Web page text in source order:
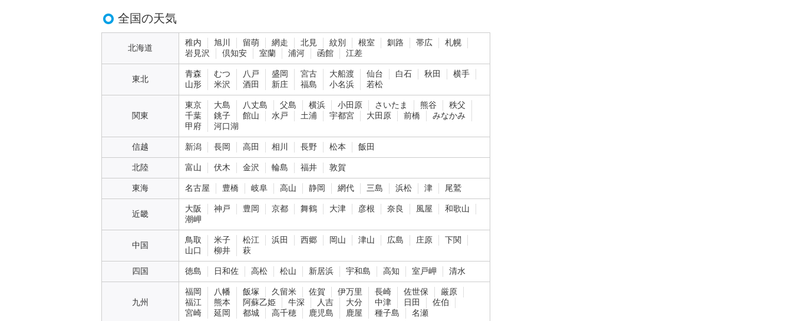
全国の天気
北海道
稚内 旭川 留萌 網走 北見 紋別 根室 釧路 帯広
札幌
岩見沢
倶知安 室蘭 浦河 函館 江差
東北
青森 むつ 八戸 盛岡 宮古 大船渡 仙台 白石 秋田
横手
山形
米沢 酒田 新庄 福島 小名浜 若松
関東
東京 大島 八丈島 父島 横浜 小田原 さいたま 熊谷
秩父
千葉
銚子 館山 水戸 土浦 宇都宮 大田原 前橋
みなかみ
甲府
河口湖
信越 新潟 長岡 高田 相川 長野 松本 飯田
北陸 富山 伏木 金沢 輪島 福井 敦賀
東海 名古屋 豊橋 岐阜 高山 静岡 網代 三島 浜松 津 尾鷲
近畿
大阪 神戸 豊岡 京都 舞鶴 大津 彦根 奈良 風屋
和歌山
潮岬
中国
鳥取 米子 松江 浜田 西郷 岡山 津山 広島 庄原
下関
山口
柳井 萩
四国 徳島 日和佐 高松 松山 新居浜 宇和島 高知 室戸岬 清水
九州
福岡 八幡 飯塚 久留米 佐賀 伊万里 長崎 佐世保
厳原
福江
熊本 阿蘇乙姫 牛深 人吉 大分 中津 日田
佐伯
宮崎
延岡 都城 高千穂 鹿児島 鹿屋 種子島 名瀬